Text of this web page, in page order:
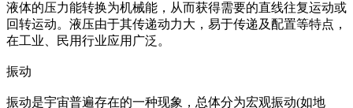
液体的压力能转换为机械能，从而获得需要的直线往复运动或
回转运动。液压由于其传递动力大，易于传递及配置等特点，
在工业、民用行业应用广泛。
振动
振动是宇宙普遍存在的一种现象，总体分为宏观振动(如地